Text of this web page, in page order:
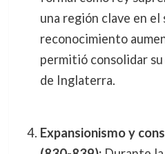
una región clave en
reconocimiento
permitió consolidar
de Inglaterra.
Expansionismo y